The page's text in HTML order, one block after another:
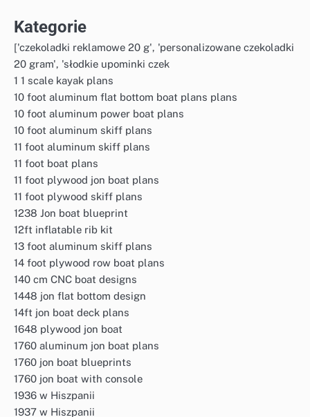
Kategorie
['czekoladki reklamowe 20 g', 'personalizowane czekoladki
20 gram', 'słodkie upominki czek
1 1 scale kayak plans
10 foot aluminum flat bottom boat plans plans
10 foot aluminum power boat plans
10 foot aluminum skiff plans
11 foot aluminum skiff plans
11 foot boat plans
11 foot plywood jon boat plans
11 foot plywood skiff plans
1238 Jon boat blueprint
12ft inflatable rib kit
13 foot aluminum skiff plans
14 foot plywood row boat plans
140 cm CNC boat designs
1448 jon flat bottom design
14ft jon boat deck plans
1648 plywood jon boat
1760 aluminum jon boat plans
1760 jon boat blueprints
1760 jon boat with console
1936 w Hiszpanii
1937 w Hiszpanii